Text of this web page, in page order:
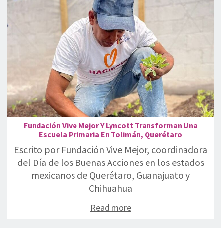
Fundación Vive Mejor Y Lyncott Transforman Una
Escuela Primaria En Tolimán, Querétaro
Escrito por Fundación Vive Mejor, coordinadora
del Día de los Buenas Acciones en los estados
mexicanos de Querétaro, Guanajuato y
Chihuahua
Read more